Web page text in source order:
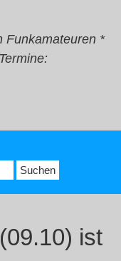
Funkamateuren *
ist